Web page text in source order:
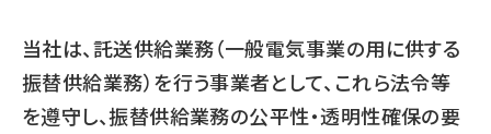
当社は、託送供給業務（一般電気事業の用に供する
振替供給業務）を行う事業者として、これら法令等
を遵守し、振替供給業務の公平性・透明性確保の要